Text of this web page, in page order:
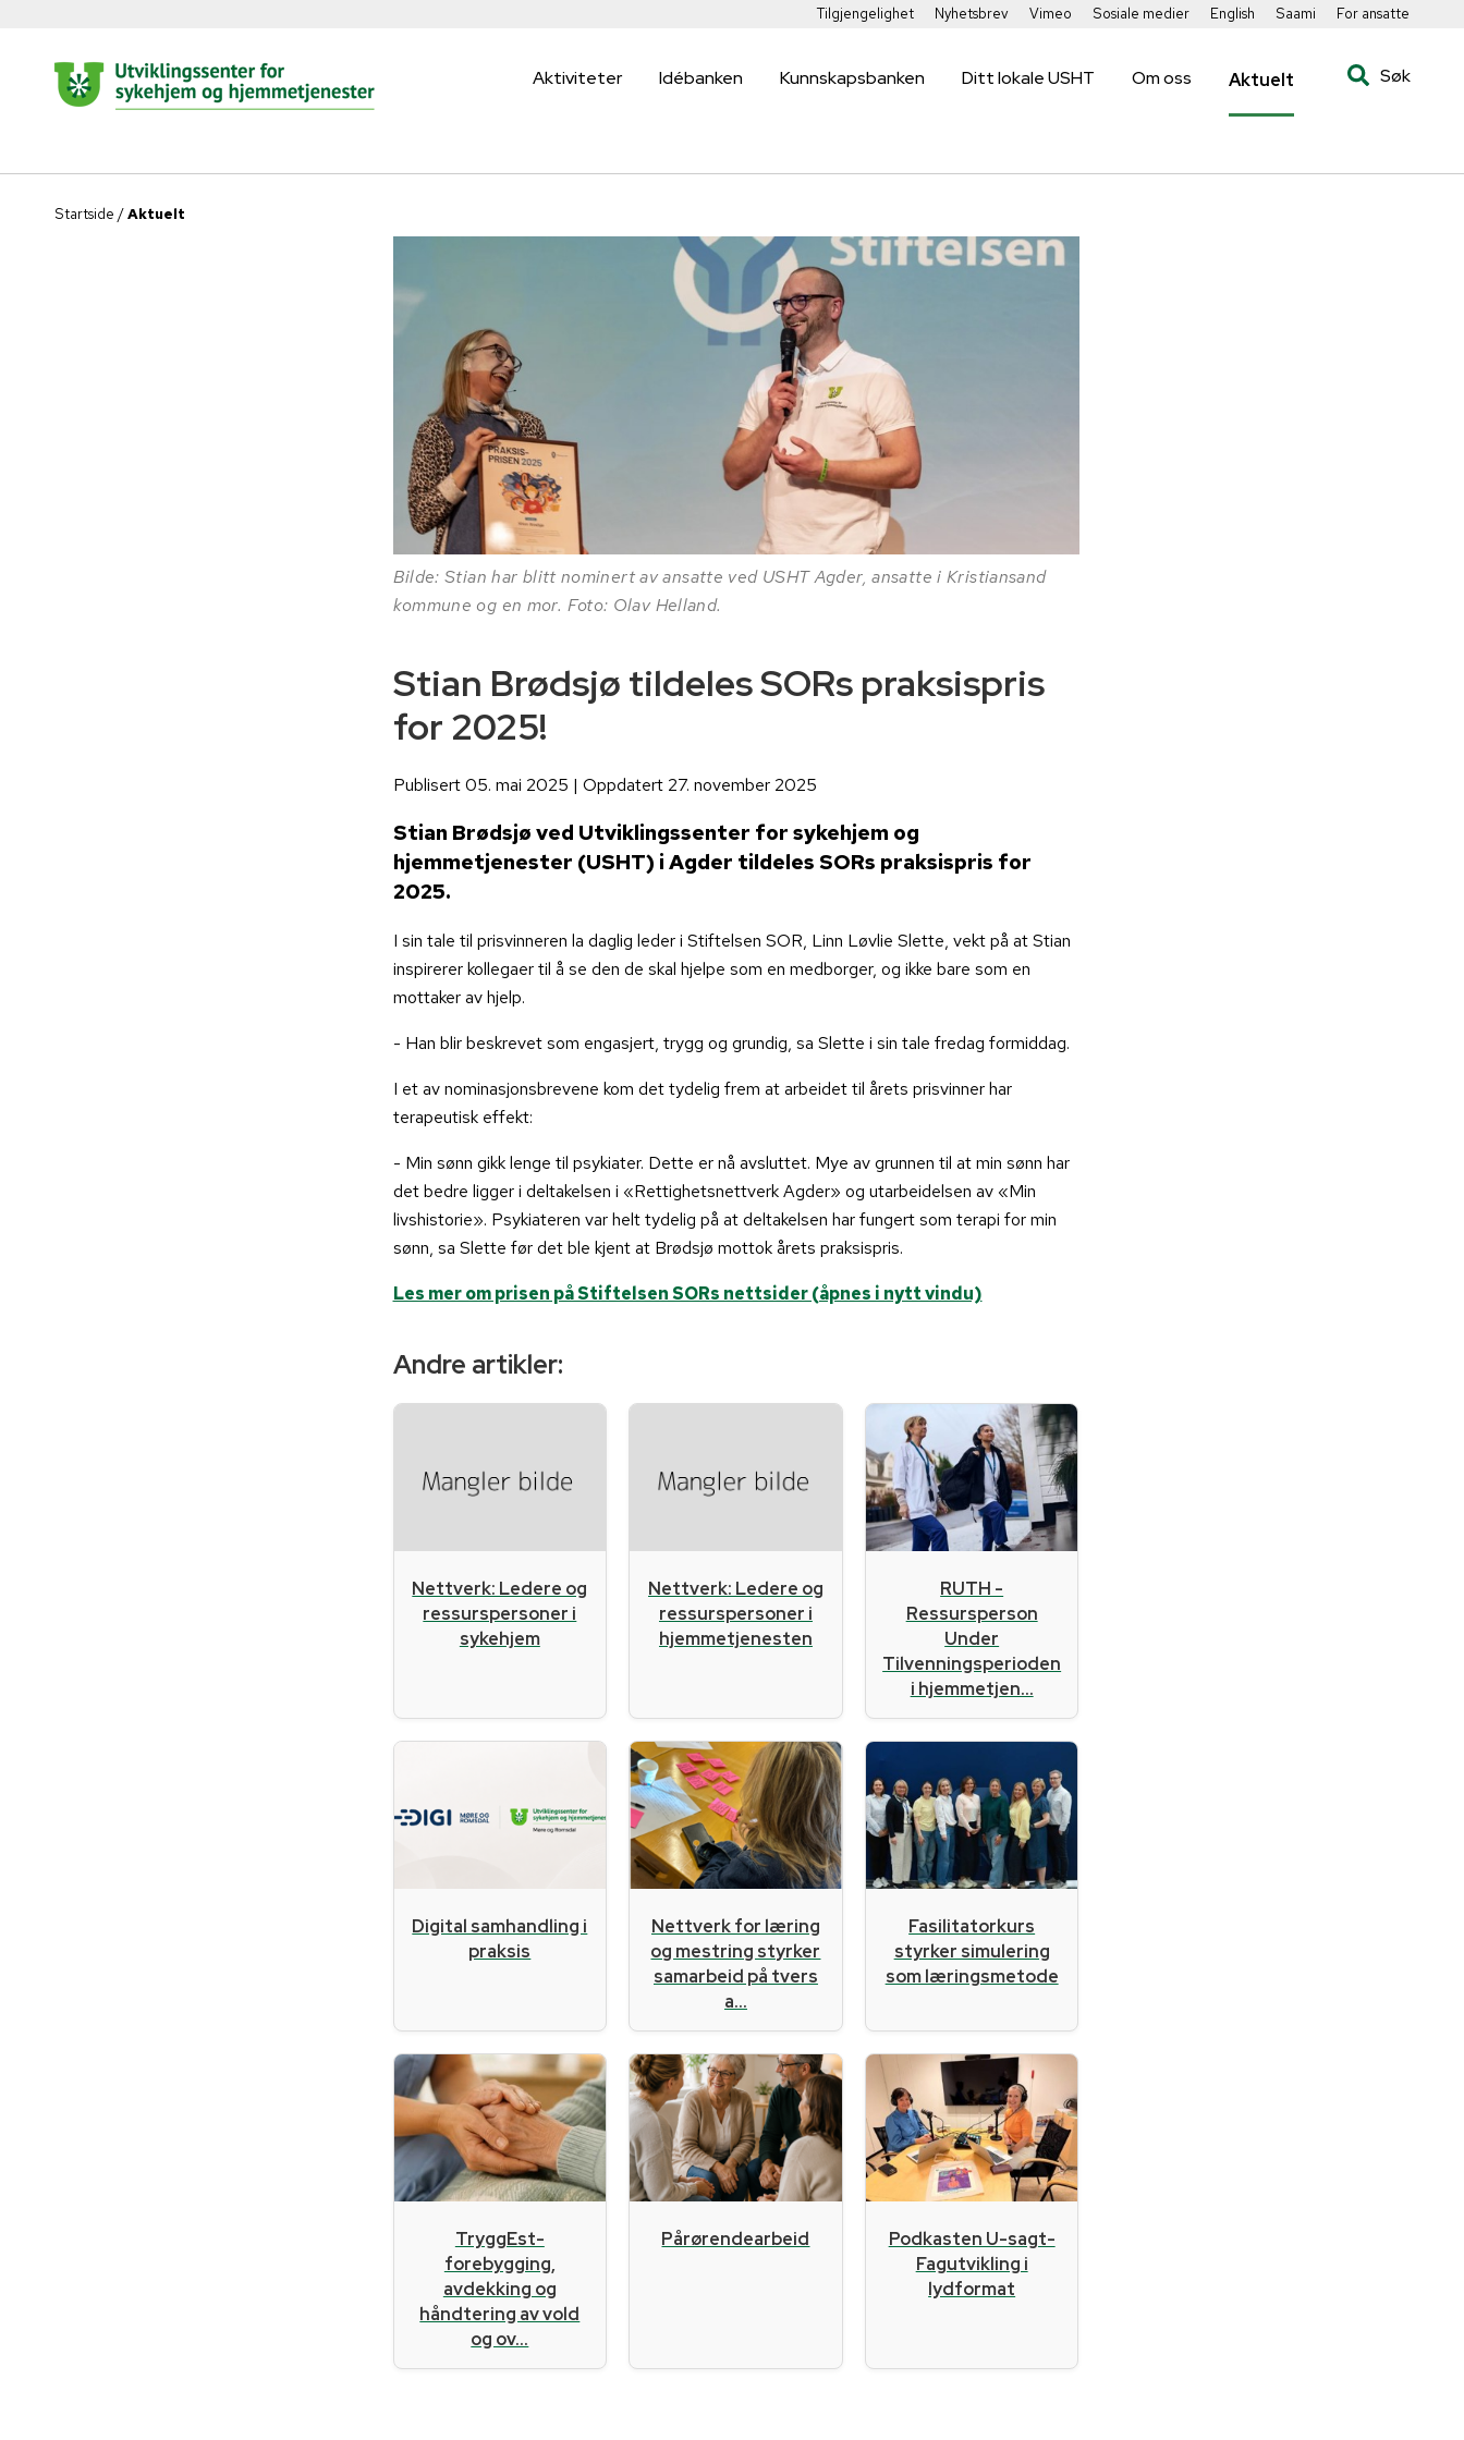
Tilgjengelighet Nyhetsbrev Vimeo Sosiale medier English Saami For ansatte
Aktiviteter Idébanken Kunnskapsbanken Ditt lokale USHT Om oss Aktuelt Søk
Startside /Aktuelt
Bilde: Stian har blitt nominert av ansatte ved USHT Agder, ansatte i Kristiansand
kommune og en mor. Foto: Olav Helland.
Stian Brødsjø tildeles SORs praksispris
for 2025!
Publisert 05. mai 2025 | Oppdatert 27. november 2025
Stian Brødsjø ved Utviklingssenter for sykehjem og
hjemmetjenester (USHT) i Agder tildeles SORs praksispris for
2025.
I sin tale til prisvinneren la daglig leder i Stiftelsen SOR, Linn Løvlie Slette, vekt på at Stian
inspirerer kollegaer til å se den de skal hjelpe som en medborger, og ikke bare som en
mottaker av hjelp.
- Han blir beskrevet som engasjert, trygg og grundig, sa Slette i sin tale fredag formiddag.
I et av nominasjonsbrevene kom det tydelig frem at arbeidet til årets prisvinner har
terapeutisk effekt:
- Min sønn gikk lenge til psykiater. Dette er nå avsluttet. Mye av grunnen til at min sønn har
det bedre ligger i deltakelsen i «Rettighetsnettverk Agder» og utarbeidelsen av «Min
livshistorie». Psykiateren var helt tydelig på at deltakelsen har fungert som terapi for min
sønn, sa Slette før det ble kjent at Brødsjø mottok årets praksispris.
Les mer om prisen på Stiftelsen SORs nettsider (åpnes i nytt vindu)
Andre artikler:
Nettverk: Ledere og
ressurspersoner i
sykehjem
Nettverk: Ledere og
ressurspersoner i
hjemmetjenesten
RUTH -
Ressursperson
Under
Tilvenningsperioden
i hjemmetjen...
Digital samhandling i
praksis
Nettverk for læring
og mestring styrker
samarbeid på tvers
a...
Fasilitatorkurs
styrker simulering
som læringsmetode
TryggEst-
forebygging,
avdekking og
håndtering av vold
og ov...
Pårørendearbeid
Podkasten U-sagt-
Fagutvikling i
lydformat